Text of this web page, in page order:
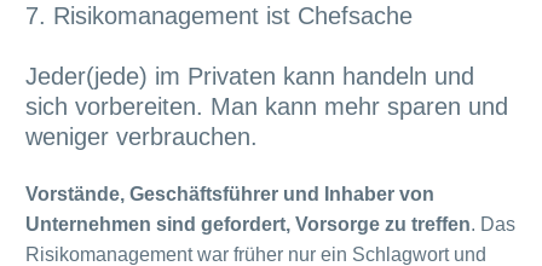
7. Risikomanagement ist Chefsache
Jeder(jede) im Privaten kann handeln und
sich vorbereiten. Man kann mehr sparen und
weniger verbrauchen.
Vorstände, Geschäftsführer und Inhaber von
Unternehmen sind gefordert, Vorsorge zu treffen. Das
Risikomanagement war früher nur ein Schlagwort und